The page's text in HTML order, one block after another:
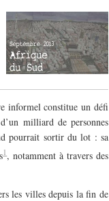
informel constitue un défi
milliard de personnes
pourrait sortir du lot : sa
1, notamment à travers des
les villes depuis la fin de